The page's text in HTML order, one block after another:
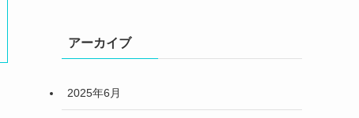
アーカイブ
2025年6月